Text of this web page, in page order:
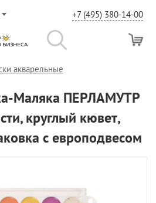
+7 (495) 380-14-00
акварельные
Маляка ПЕРЛАМУТР
круглый кювет,
с европодвесом